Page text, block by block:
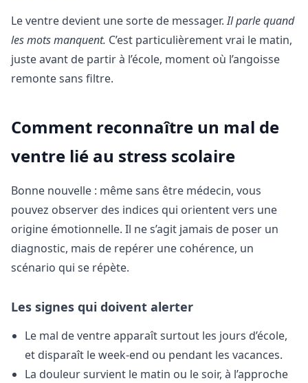
Le ventre devient une sorte de messager.Il parle quand
les mots manquent. C’est particulièrement vrai le matin,
juste avant de partir à l’école, moment où l’angoisse
remonte sans filtre.
Comment reconnaître un mal de
ventre lié au stress scolaire
Bonne nouvelle : même sans être médecin, vous
pouvez observer des indices qui orientent vers une
origine émotionnelle. Il ne s’agit jamais de poser un
diagnostic, mais de repérer une cohérence, un
scénario qui se répète.
Les signes qui doivent alerter
Le mal de ventre apparaît surtout les jours d’école,
et disparaît le week-end ou pendant les vacances.
La douleur survient le matin ou le soir, à l’approche